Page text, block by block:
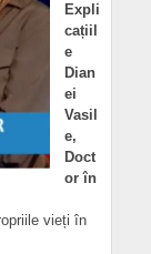
Expli
cațiil
e
Dian
ei
Vasil
e,
Doct
or în
vieți în